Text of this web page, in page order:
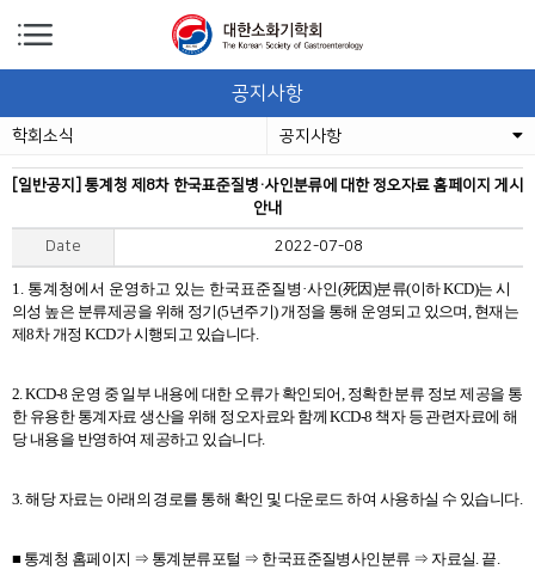
공지사항
학회소식 공지사항
[일반공지] 통계청 제8차 한국표준질병·사인분류에 대한 정오자료 홈페이지 게시
안내
Date 2022-07-08
1. 통계청에서 운영하고 있는 한국표준질병·사인(死因)분류(이하 KCD)는 시
의성 높은 분류제공을 위해 정기(5년주기) 개정을 통해 운영되고 있으며, 현재는
제8차 개정 KCD가 시행되고 있습니다.
2. KCD-8 운영 중 일부 내용에 대한 오류가 확인되어, 정확한 분류 정보 제공을 통
한 유용한 통계자료 생산을 위해 정오자료와 함께 KCD-8 책자 등 관련자료에 해
당 내용을 반영하여 제공하고 있습니다.
3. 해당 자료는 아래의 경로를 통해 확인 및 다운로드 하여 사용하실 수 있습니다.
■ 통계청 홈페이지 ⇒ 통계분류포털 ⇒ 한국표준질병사인분류 ⇒ 자료실. 끝.